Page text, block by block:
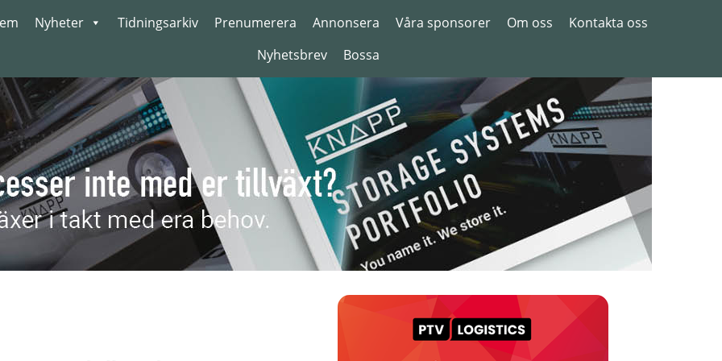
Nyheter Tidningsarkiv Prenumerera Annonsera Våra sponsorer Om oss
Kontakta oss
Nyhetsbrev
Bossa